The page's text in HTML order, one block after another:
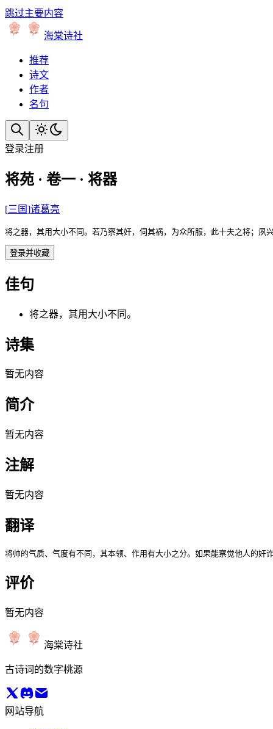
跳过主要内容
海棠诗社
推荐
诗文
作者
名句
登录注册
将苑 · 卷一 · 将器
[三国]诸葛亮
将之器，其用大小不同。若乃察其奸，伺其祸，为众所服，此十夫之将；
登录并收藏
佳句
将之器，其用大小不同。
诗集
暂无内容
简介
暂无内容
注解
暂无内容
翻译
将帅的气质、气度有不同，其本领、作用有大小之分。如果能察觉他人的
评价
暂无内容
海棠诗社
古诗词的数字桃源
网站导航